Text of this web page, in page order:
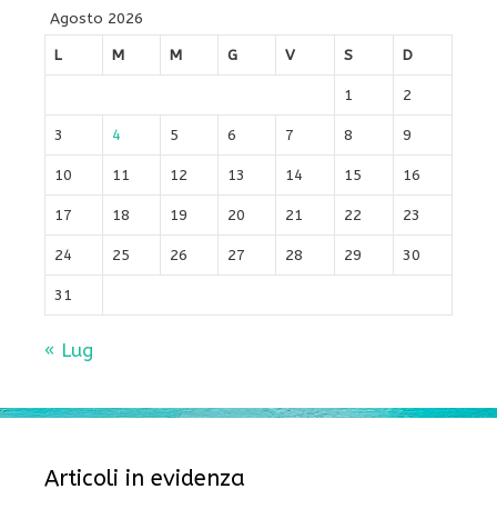
Agosto 2026
L
M M G V S D
1 2
3 4 5 6 7 8 9
10 11 12 13 14 15 16
17 18 19 20 21 22 23
24 25 26 27 28 29 30
31
« Lug
Articoli in evidenza